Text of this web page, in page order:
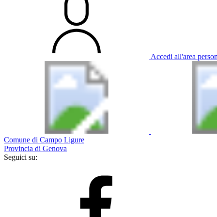
Accedi all'area
Comune di Campo Ligure
Provincia di Genova
Seguici su: